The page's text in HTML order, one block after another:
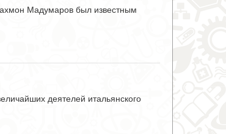
Мадумаров был известным
деятелей итальянского